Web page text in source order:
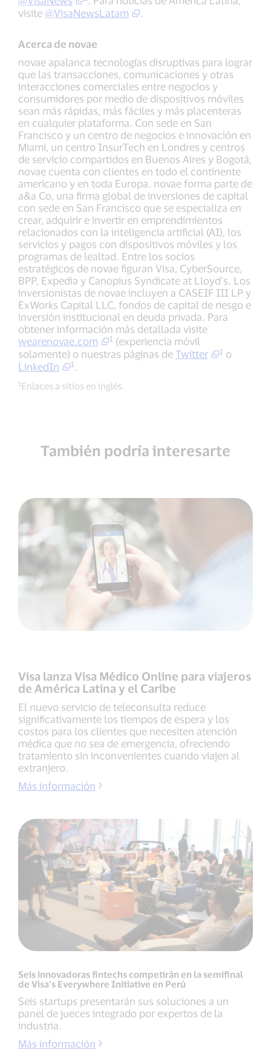
visite @VisaNewsLatam .
Acerca de novae
novae apalanca tecnologías disruptivas para lograr
que las transacciones, comunicaciones y otras
interacciones comerciales entre negocios y
consumidores por medio de dispositivos móviles
sean más rápidas, más fáciles y más placenteras
en cualquier plataforma. Con sede en San
Francisco y un centro de negocios e innovación en
Miami, un centro InsurTech en Londres y centros
de servicio compartidos en Buenos Aires y Bogotá,
novae cuenta con clientes en todo el continente
americano y en toda Europa. novae forma parte de
a&a Co, una firma global de inversiones de capital
con sede en San Francisco que se especializa en
crear, adquirir e invertir en emprendimientos
relacionados con la inteligencia artificial (AI), los
servicios y pagos con dispositivos móviles y los
programas de lealtad. Entre los socios
estratégicos de novae figuran Visa, CyberSource,
BPP, Expedia y Canopius Syndicate at Lloyd’s. Los
inversionistas de novae incluyen a CASEIF III LP y
ExWorks Capital LLC, fondos de capital de riesgo e
inversión institucional en deuda privada. Para
obtener información más detallada visite
wearenovae.com
1 (experiencia móvil
solamente) o nuestras páginas de Twitter 1 o
LinkedIn
1 .
1 Enlaces a sitios en inglés.
También podría interesarte
Visa lanza Visa Médico Online para viajeros
de América Latina y el Caribe
El nuevo servicio de teleconsulta reduce
significativamente los tiempos de espera y los
costos para los clientes que necesiten atención
médica que no sea de emergencia, ofreciendo
tratamiento sin inconvenientes cuando viajen al
extranjero.
Más información
Seis innovadoras fintechs competirán en la semifinal
de Visa’s Everywhere Initiative en Perú
Seis startups presentarán sus soluciones a un
panel de jueces integrado por expertos de la
industria.
Más información